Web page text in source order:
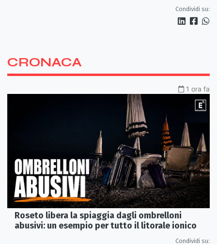
Condividi su:
CRONACA
1 ora fa
Roseto libera la spiaggia dagli ombrelloni
abusivi: un esempio per tutto il litorale ionico
Condividi su: